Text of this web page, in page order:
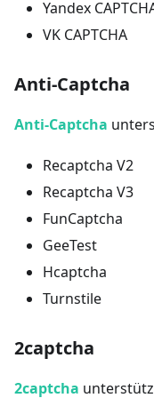
Yandex
VK CAPTCHA
Anti-Captcha
Anti-Captcha
Recaptcha V2
Recaptcha V3
FunCaptcha
GeeTest
Hcaptcha
Turnstile
2captcha
2captcha